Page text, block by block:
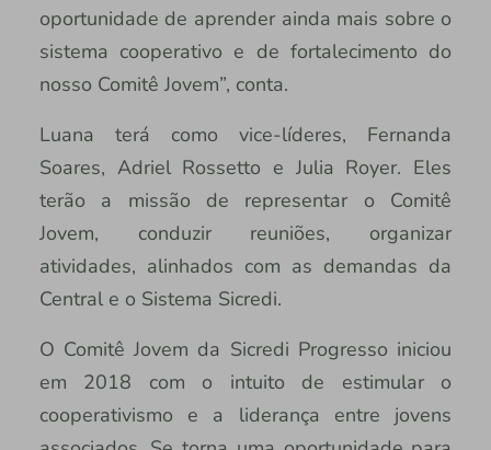
oportunidade de aprender ainda mais sobre o
sistema cooperativo e de fortalecimento do
nosso Comitê Jovem”, conta.
Luana terá como vice-líderes, Fernanda
Soares, Adriel Rossetto e Julia Royer. Eles
terão a missão de representar o Comitê
Jovem, conduzir reuniões, organizar
atividades, alinhados com as demandas da
Central e o Sistema Sicredi.
O Comitê Jovem da Sicredi Progresso iniciou
em 2018 com o intuito de estimular o
cooperativismo e a liderança entre jovens